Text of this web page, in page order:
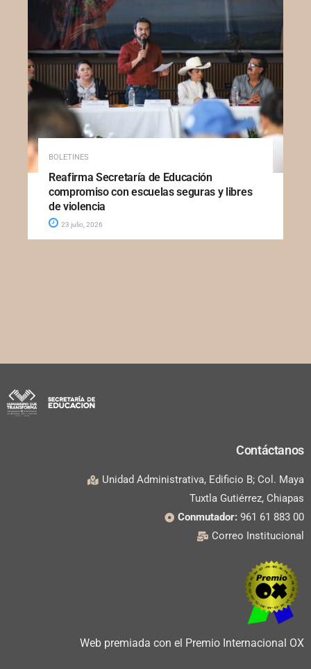
BOLETINES
Reafirma Secretaría de Educación
compromiso con escuelas seguras y libres
de violencia
23 julio, 2026
Contáctanos
Unidad Administrativa, Edificio B; Col. Maya
Tuxtla Gutiérrez, Chiapas
Conmutador: 961 61 883 00
Correo Institucional
Web premiada con el Premio Internacional OX